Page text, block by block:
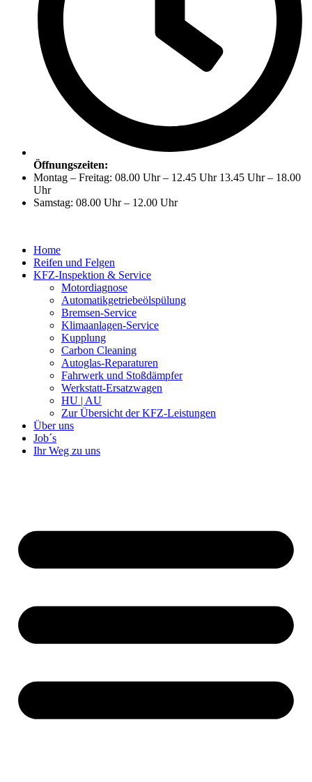
Öffnungszeiten:
Montag – Freitag: 08.00 Uhr – 12.45 Uhr 13.45 Uhr – 18.00
Uhr
Samstag: 08.00 Uhr – 12.00 Uhr
Home
Reifen und Felgen
KFZ-Inspektion & Service
Motordiagnose
Automatikgetriebeölspülung
Bremsen-Service
Klimaanlagen-Service
Kupplung
Carbon Cleaning
Autoglas-Reparaturen
Fahrwerk und Stoßdämpfer
Werkstatt-Ersatzwagen
HU | AU
Zur Übersicht der KFZ-Leistungen
Über uns
Job´s
Ihr Weg zu uns